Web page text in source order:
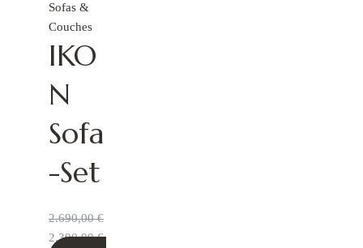
Sofas &
Couches
IKO
N
Sofa
-Set
2.690,00€
2.390,00€